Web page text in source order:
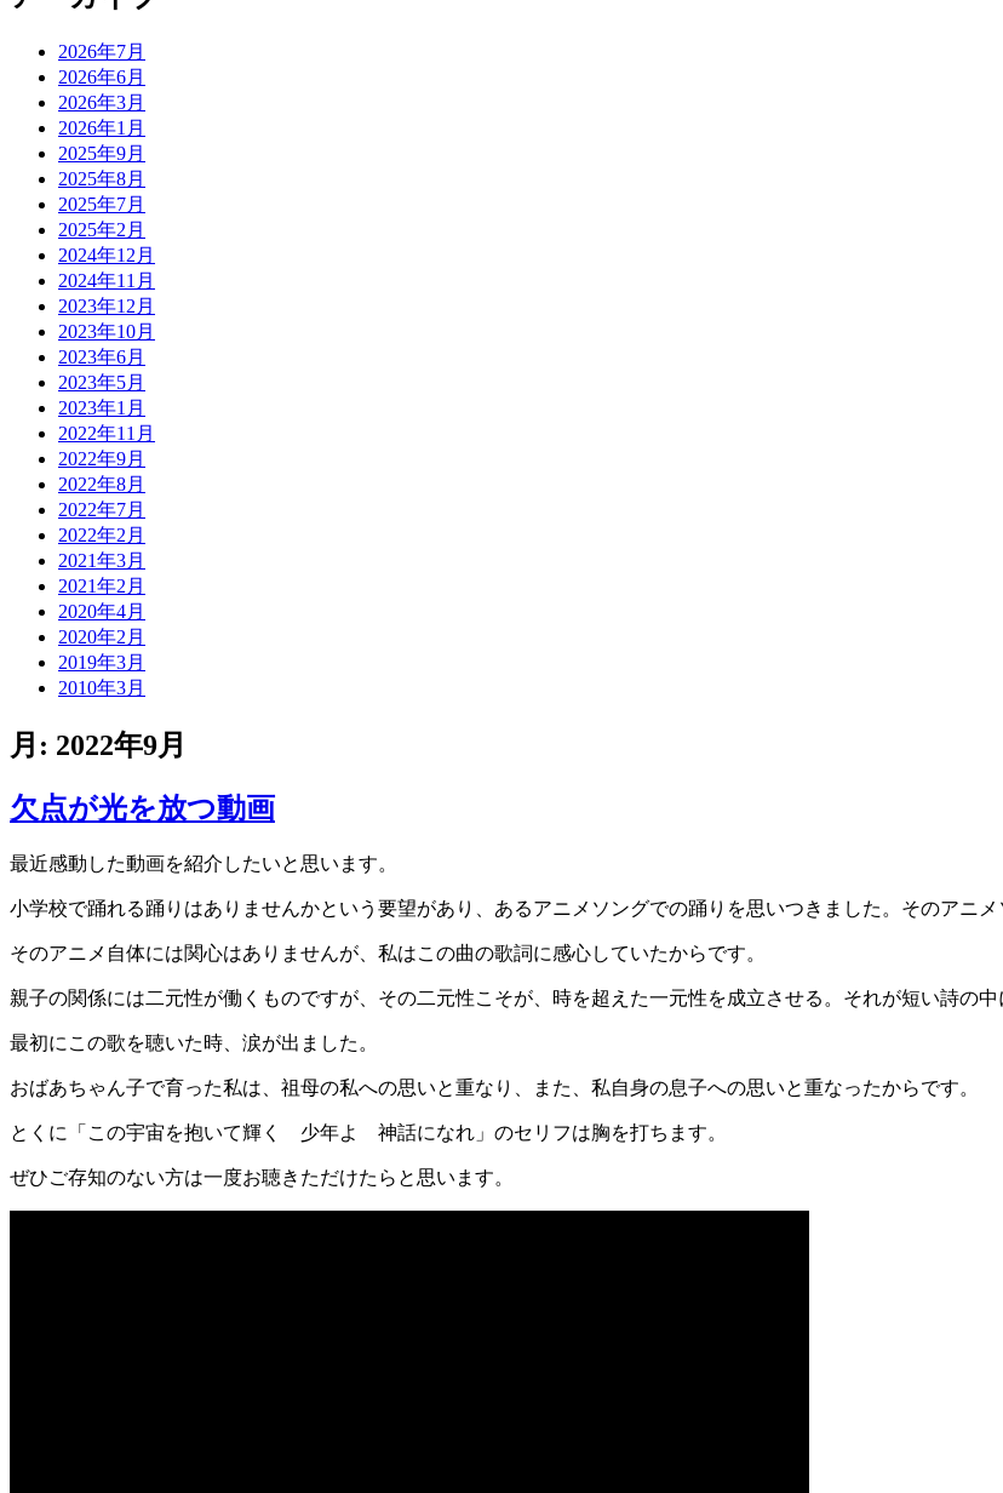
2026年7月
2026年6月
2026年3月
2026年1月
2025年9月
2025年8月
2025年7月
2025年2月
2024年12月
2024年11月
2023年12月
2023年10月
2023年6月
2023年5月
2023年1月
2022年11月
2022年9月
2022年8月
2022年7月
2022年2月
2021年3月
2021年2月
2020年4月
2020年2月
2019年3月
2010年3月
月: 2022年9月
欠点が光を放つ動画
最近感動した動画を紹介したいと思います。
小学校で踊れる踊りはありませんかという要望があり、あるアニメソングでの踊りを思いつきました。そのアニ
そのアニメ自体には関心はありませんが、私はこの曲の歌詞に感心していたからです。
親子の関係には二元性が働くものですが、その二元性こそが、時を超えた一元性を成立させる。それが短い詩の
最初にこの歌を聴いた時、涙が出ました。
おばあちゃん子で育った私は、祖母の私への思いと重なり、また、私自身の息子への思いと重なったからです。
とくに「この宇宙を抱いて輝く 少年よ 神話になれ」のセリフは胸を打ちます。
ぜひご存知のない方は一度お聴きただけたらと思います。